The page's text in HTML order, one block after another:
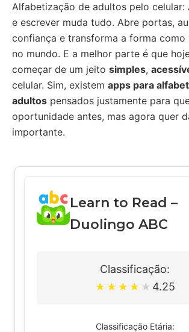
Alfabetização de adultos pelo celular:
e escrever muda tudo. Abre portas,
confiança e transforma a forma como
no mundo. E a melhor parte é que
começar de um jeito simples,
celular. Sim, existem apps para
adultos pensados justamente para
oportunidade antes, mas agora quer
importante.
Learn to Read –
Duolingo ABC
Classificação:
★ ★ ★ ★ ★ 4.25
Classificação Etária: